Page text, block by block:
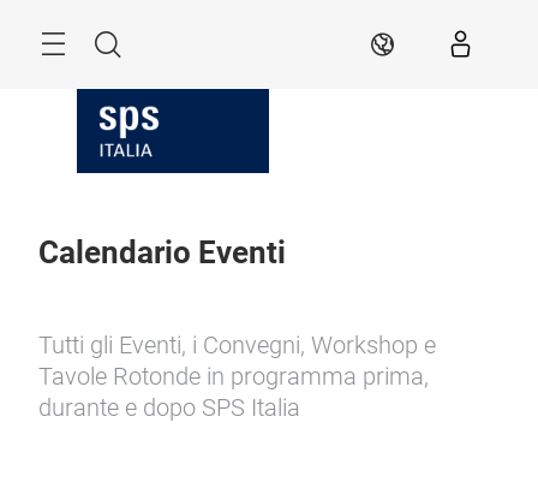
Search IT
Calendario Eventi
Tutti gli Eventi, i Convegni, Workshop e
Tavole Rotonde in programma prima,
durante e dopo SPS Italia